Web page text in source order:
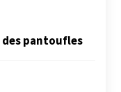
des pantoufles